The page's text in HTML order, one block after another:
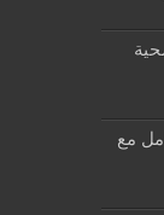
مع